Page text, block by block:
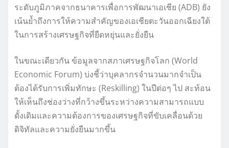
ระดับภูมิภาคจากธนาคารเพื่อการพัฒนาเอเชีย (ADB) ยัง
เน้นย้ำถึงการให้ความสำคัญของเอเชียตะวันออกเฉียงใต้
ในการสร้างเศรษฐกิจที่ยืดหยุ่นและยั่งยืน
ในขณะเดียวกัน ข้อมูลจากสภาเศรษฐกิจโลก (World
Economic Forum) บ่งชี้ว่าบุคลากรจำนวนมากจำเป็น
ต้องได้รับการเพิ่มทักษะ (Reskilling) ในปีต่อๆ ไป สะท้อน
ให้เห็นถึงช่องว่างที่กว้างขึ้นระหว่างความสามารถแบบ
ดั้งเดิมและความต้องการของเศรษฐกิจที่ขับเคลื่อนด้วย
ดิจิทัลและความยั่งยืนมากขึ้น